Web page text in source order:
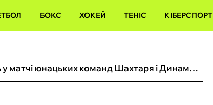
БОКС ХОКЕЙ ТЕНІС КІБЕРСПОРТ
Пять вилучень у матчі юнацьких команд Шахтаря і Динамо: відео масової бійки підопічних Бєліка і Костюка